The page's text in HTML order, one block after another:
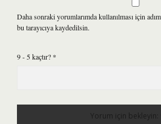
Daha sonraki yorumlarımda kullanılması için
bu tarayıcıya kaydedilsin.
9 - 5 kaçtır? *